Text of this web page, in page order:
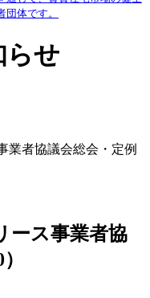
体です。
らせ
者協議会総会・定例
ス事業者協